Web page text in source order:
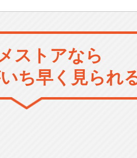
ストアなら
ち早く見られ